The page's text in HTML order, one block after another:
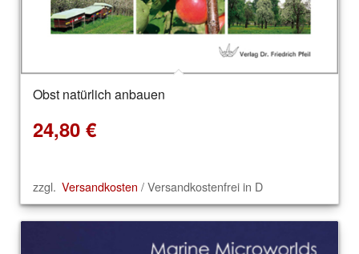
Obst natürlich anbauen
24,80 €
zzgl. Versandkosten / Versandkostenfrei in D